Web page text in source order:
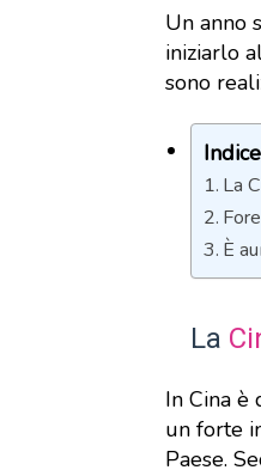
Un anno
iniziarlo
sono
La
È
La
In Cina è
un forte
Paese.